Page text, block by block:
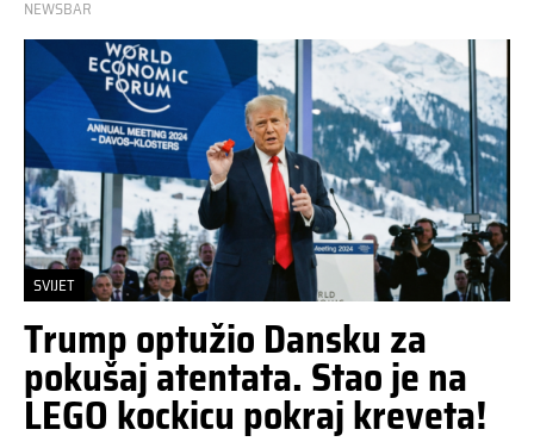
NEWSBAR
SVIJET
Trump optužio Dansku za
pokušaj atentata. Stao je na
LEGO kockicu pokraj kreveta!